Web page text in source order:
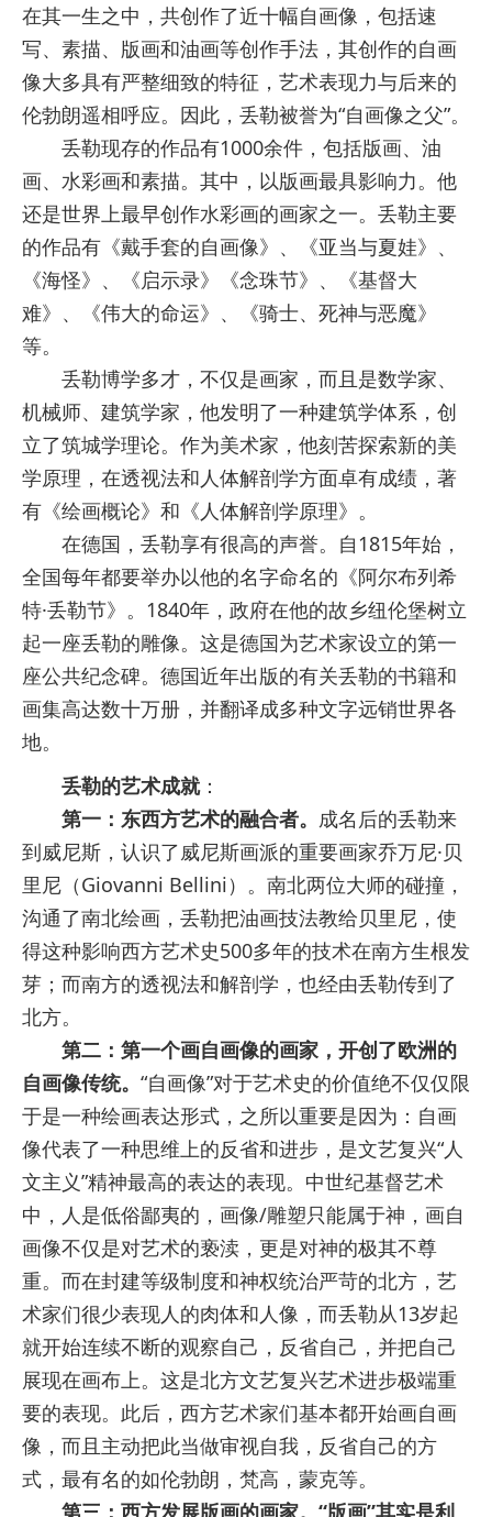
在其一生之中，共创作了近十幅自画像，包括速
写、素描、版画和油画等创作手法，其创作的自画
像大多具有严整细致的特征，艺术表现力与后来的
伦勃朗遥相呼应。因此，丢勒被誉为“自画像之父”。
丢勒现存的作品有1000余件，包括版画、油
画、水彩画和素描。其中，以版画最具影响力。他
还是世界上最早创作水彩画的画家之一。丢勒主要
的作品有《戴手套的自画像》、《亚当与夏娃》、
《海怪》、《启示录》《念珠节》、《基督大
难》、《伟大的命运》、《骑士、死神与恶魔》
等。
丢勒博学多才，不仅是画家，而且是数学家、
机械师、建筑学家，他发明了一种建筑学体系，创
立了筑城学理论。作为美术家，他刻苦探索新的美
学原理，在透视法和人体解剖学方面卓有成绩，著
有《绘画概论》和《人体解剖学原理》。
在德国，丢勒享有很高的声誉。自1815年始，
全国每年都要举办以他的名字命名的《阿尔布列希
特·丢勒节》。1840年，政府在他的故乡纽伦堡树立
起一座丢勒的雕像。这是德国为艺术家设立的第一
座公共纪念碑。德国近年出版的有关丢勒的书籍和
画集高达数十万册，并翻译成多种文字远销世界各
地。
丢勒的艺术成就：
第一：东西方艺术的融合者。 成名后的丢勒来
到威尼斯，认识了威尼斯画派的重要画家乔万尼·贝
里尼（Giovanni Bellini）。南北两位大师的碰撞，
沟通了南北绘画，丢勒把油画技法教给贝里尼，使
得这种影响西方艺术史500多年的技术在南方生根发
芽；而南方的透视法和解剖学，也经由丢勒传到了
北方。
第二：第一个画自画像的画家，开创了欧洲的
自画像传统。 “自画像”对于艺术史的价值绝不仅仅限
于是一种绘画表达形式，之所以重要是因为：自画
像代表了一种思维上的反省和进步，是文艺复兴“人
文主义”精神最高的表达的表现。中世纪基督艺术
中，人是低俗鄙夷的，画像/雕塑只能属于神，画自
画像不仅是对艺术的亵渎，更是对神的极其不尊
重。而在封建等级制度和神权统治严苛的北方，艺
术家们很少表现人的肉体和人像，而丢勒从13岁起
就开始连续不断的观察自己，反省自己，并把自己
展现在画布上。这是北方文艺复兴艺术进步极端重
要的表现。此后，西方艺术家们基本都开始画自画
像，而且主动把此当做审视自我，反省自己的方
式，最有名的如伦勃朗，梵高，蒙克等。
第三：西方发展版画的画家。“版画”其实是利